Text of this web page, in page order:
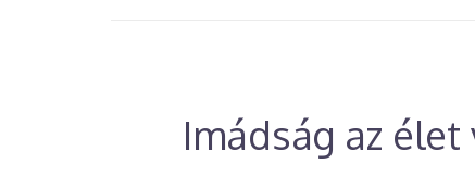
Imádság az